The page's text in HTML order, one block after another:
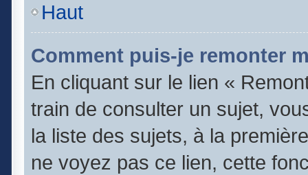
Haut
Comment puis-je remonter
En cliquant sur le lien «
train de consulter un sujet,
la liste des sujets, à la
ne voyez pas ce lien, cette